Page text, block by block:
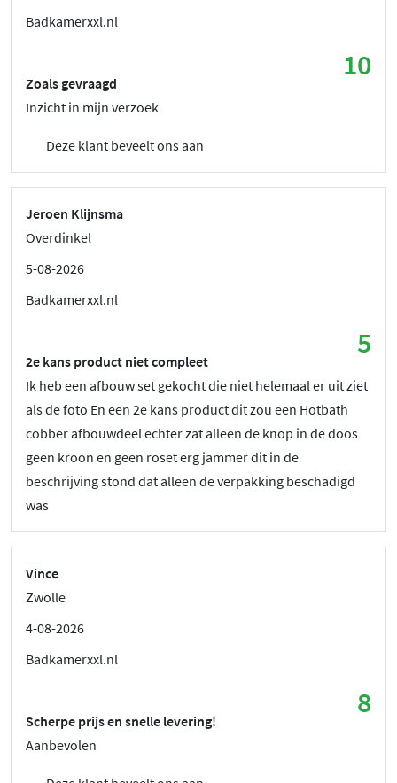
Badkamerxxl.nl
10
Zoals gevraagd
Inzicht in mijn verzoek
Deze klant beveelt ons aan
Jeroen Klijnsma
Overdinkel
5-08-2026
Badkamerxxl.nl
5
2e kans product niet compleet
Ik heb een afbouw set gekocht die niet helemaal er uit ziet
als de foto En een 2e kans product dit zou een Hotbath
cobber afbouwdeel echter zat alleen de knop in de doos
geen kroon en geen roset erg jammer dit in de
beschrijving stond dat alleen de verpakking beschadigd
was
Vince
Zwolle
4-08-2026
Badkamerxxl.nl
8
Scherpe prijs en snelle levering!
Aanbevolen